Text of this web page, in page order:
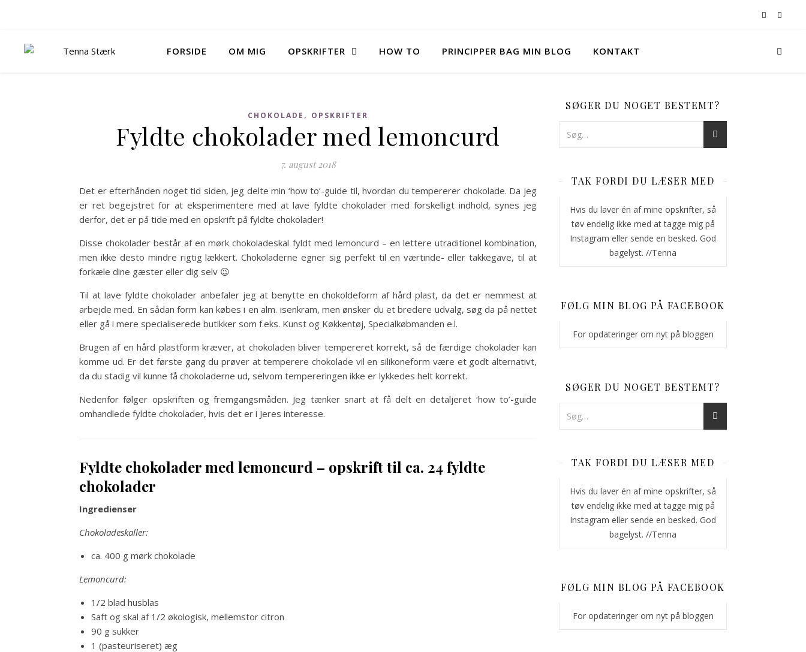
FORSIDE OM MIG OPSKRIFTER HOW TO PRINCIPPER BAG MIN BLOG KONTAKT
CHOKOLADE , OPSKRIFTER
Fyldte chokolader med lemoncurd
7. august 2018
Det er efterhånden noget tid siden, jeg delte min ‘how to’-guide til, hvordan du tempererer chokolade. Da jeg
er ret begejstret for at eksperimentere med at lave fyldte chokolader med forskelligt indhold, synes jeg
derfor, det er på tide med en opskrift på fyldte chokolader!
Disse chokolader består af en mørk chokoladeskal fyldt med lemoncurd – en lettere utraditionel kombination,
men ikke desto mindre rigtig lækkert. Chokoladerne egner sig perfekt til en værtinde- eller takkegave, til at
forkæle dine gæster eller dig selv 😉
Til at lave fyldte chokolader anbefaler jeg at benytte en chokoldeform af hård plast, da det er nemmest at
arbejde med. En sådan form kan købes i en alm. isenkram, men ønsker du et bredere udvalg, søg da på nettet
eller gå i mere specialiserede butikker som f.eks. Kunst og Køkkentøj, Specialkøbmanden e.l.
Brugen af en hård plastform kræver, at chokoladen bliver tempereret korrekt, så de færdige chokolader kan
komme ud. Er det første gang du prøver at temperere chokolade vil en silikoneform være et godt alternativt,
da du stadig vil kunne få chokoladerne ud, selvom tempereringen ikke er lykkedes helt korrekt.
Nedenfor følger opskriften og fremgangsmåden. Jeg tænker snart at få delt en detaljeret ‘how to’-guide
omhandlede fyldte chokolader, hvis det er i Jeres interesse.
Fyldte chokolader med lemoncurd – opskrift til ca. 24 fyldte
chokolader
Ingredienser
Chokoladeskaller:
ca. 400 g mørk chokolade
Lemoncurd:
1/2 blad husblas
Saft og skal af 1/2 økologisk, mellemstor citron
90 g sukker
1 (pasteuriseret) æg
SØGER DU NOGET BESTEMT?
TAK FORDI DU LÆSER MED
Hvis du laver én af mine opskrifter, så
tøv endelig ikke med at tagge mig på
Instagram eller sende en besked. God
bagelyst. //Tenna
FØLG MIN BLOG PÅ FACEBOOK
For opdateringer om nyt på bloggen
SØGER DU NOGET BESTEMT?
TAK FORDI DU LÆSER MED
Hvis du laver én af mine opskrifter, så
tøv endelig ikke med at tagge mig på
Instagram eller sende en besked. God
bagelyst. //Tenna
FØLG MIN BLOG PÅ FACEBOOK
For opdateringer om nyt på bloggen